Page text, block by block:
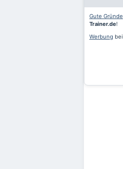
Gute Gründe
Trainer.de!
Werbung bei